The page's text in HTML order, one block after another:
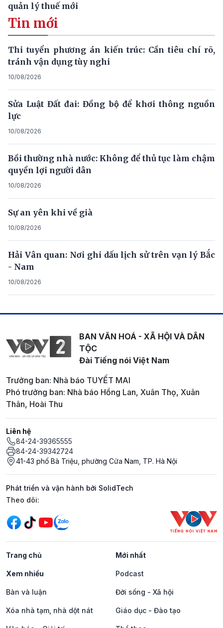
quản lý thuế mới
Tin mới
Thi tuyển phương án kiến trúc: Cần tiêu chí rõ,
tránh vận dụng tùy nghi
10/08/2026
Sửa Luật Đất đai: Đồng bộ để khơi thông nguồn
lực
10/08/2026
Bồi thường nhà nước: Không để thủ tục làm chậm
quyền lợi người dân
10/08/2026
Sự an yên khi về già
10/08/2026
Hải Vân quan: Nơi ghi dấu lịch sử trên vạn lý Bắc
- Nam
10/08/2026
BAN VĂN HOÁ - XÃ HỘI VÀ DÂN
TỘC
Đài Tiếng nói Việt Nam
Trưởng ban: Nhà báo TUYẾT MAI
Phó trưởng ban: Nhà báo Hồng Lan, Xuân Thọ, Xuân
Thân, Hoài Thu
Liên hệ
84-24-39365555
84-24-39342724
41-43 phố Bà Triệu, phường Cửa Nam, TP. Hà Nội
Phát triển và vận hành bởi SolidTech
Mạng xã hội
Theo dõi:
Trang chủ Mới nhất
Xem nhiều Podcast
Bàn và luận Đời sống - Xã hội
Xóa nhà tạm, nhà dột nát Giáo dục - Đào tạo